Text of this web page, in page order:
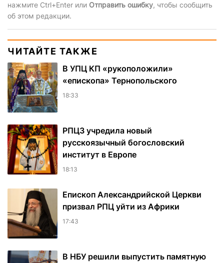
нажмите Ctrl+Enter или Отправить ошибку, чтобы сообщить
об этом редакции.
ЧИТАЙТЕ ТАКЖЕ
В УПЦ КП «рукоположили»
«епископа» Тернопольского
18:33
РПЦЗ учредила новый
русскоязычный богословский
институт в Европе
18:13
Епископ Александрийской Церкви
призвал РПЦ уйти из Африки
17:43
В НБУ решили выпустить памятную